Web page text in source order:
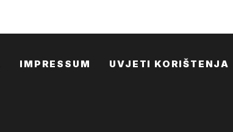
IMPRESSUM UVJETI KORIŠTENJA